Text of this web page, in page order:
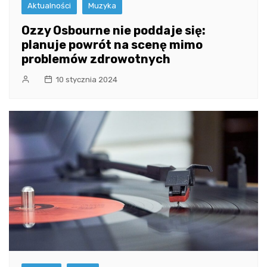
Aktualności Muzyka
Ozzy Osbourne nie poddaje się:
planuje powrót na scenę mimo
problemów zdrowotnych
10 stycznia 2024